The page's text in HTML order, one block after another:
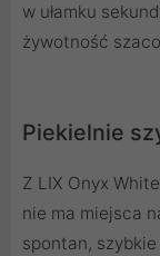
w ułamku
żywotność
Piekielnie
Z LIX Onyx
nie ma miejsca
spontan,